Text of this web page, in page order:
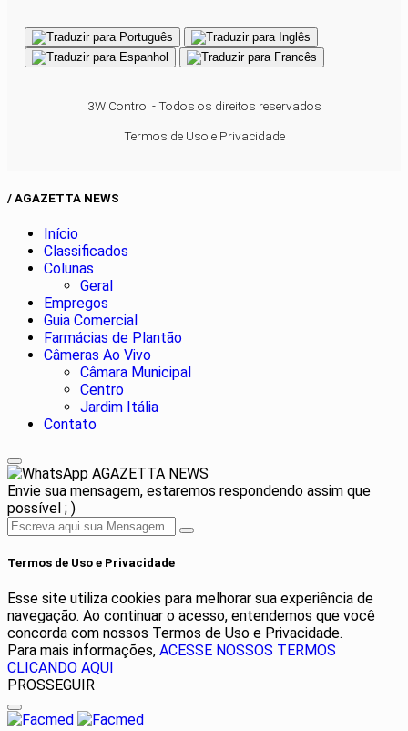
3W Control - Todos os direitos reservados
Termos de Uso e Privacidade
/ AGAZETTA NEWS
Início
Classificados
Colunas
Geral
Empregos
Guia Comercial
Farmácias de Plantão
Câmeras Ao Vivo
Câmara Municipal
Centro
Jardim Itália
Contato
AGAZETTA NEWS
Envie sua mensagem, estaremos respondendo assim que
possível ; )
Termos de Uso e Privacidade
Esse site utiliza cookies para melhorar sua experiência de
navegação. Ao continuar o acesso, entendemos que você
concorda com nossos Termos de Uso e Privacidade.
Para mais informações, ACESSE NOSSOS TERMOS
CLICANDO AQUI
PROSSEGUIR